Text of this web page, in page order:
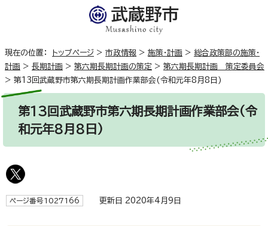
現在の位置： トップページ > 市政情報 > 施策・計画 > 総合政策部の施策・
計画 > 長期計画 > 第六期長期計画の策定 > 第六期長期計画 策定委員会
> 第13回武蔵野市第六期長期計画作業部会(令和元年8月8日)
第13回武蔵野市第六期長期計画作業部会(令
和元年8月8日)
ページ番号1027166 更新日 2020年4月9日